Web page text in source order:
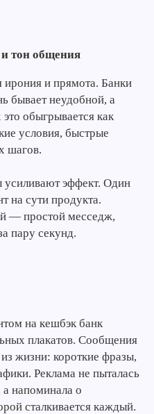
тон общения
и прямота. Банки
бывает неудобной, а
обыгрывается как
условия, быстрые
шагов.
эффект. Один
на сути продукта.
— простой месседж,
пару секунд.
на кешбэк банк
плакатов. Сообщения
жизни: короткие фразы,
Реклама не пыталась
напоминала о
сталкивается каждый.